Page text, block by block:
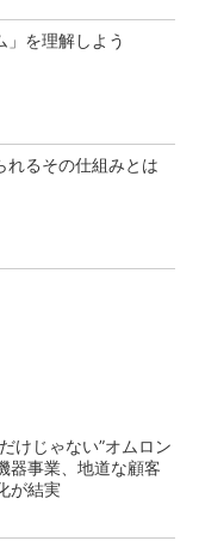
」を理解しよう
れるその仕組みとは
けじゃない”オムロン
器事業、地道な顧客
が結実